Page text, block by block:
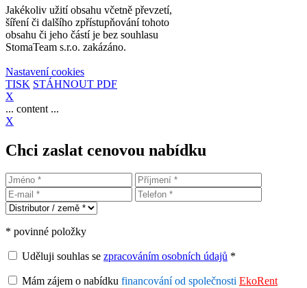
Jakékoliv užití obsahu včetně převzetí,
šíření či dalšího zpřístupňování tohoto
obsahu či jeho částí je bez souhlasu
StomaTeam s.r.o. zakázáno.
Nastavení cookies
TISK STÁHNOUT PDF
X
... content ...
X
Chci zaslat cenovou nabídku
* povinné položky
Uděluji souhlas se zpracováním osobních údajů *
Mám zájem o nabídku financování od společnosti EkoRent